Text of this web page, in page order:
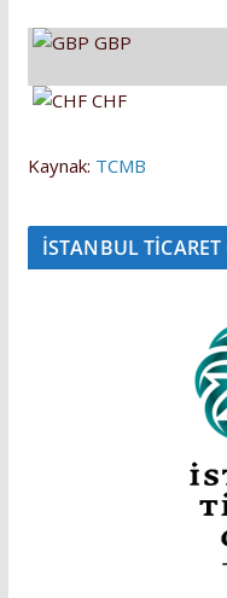
GBP
CHF
Kaynak: TCMB
İSTANBUL